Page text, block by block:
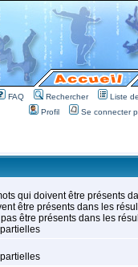
FAQ Rechercher
Liste
Profil
Se connecter
qui doivent être présents
être présents dans les
être présents dans les